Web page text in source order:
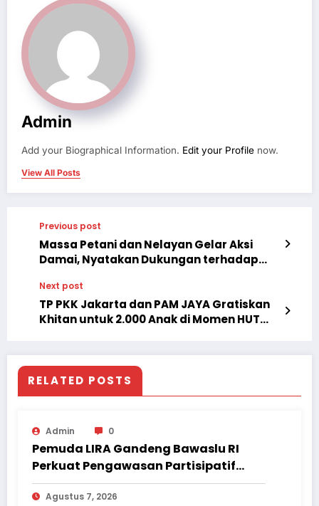
Admin
Add your Biographical Information. Edit your Profile now.
View All Posts
Previous post
Massa Petani dan Nelayan Gelar Aksi
Damai, Nyatakan Dukungan terhadap
Next post
TP PKK Jakarta dan PAM JAYA Gratiskan
Khitan untuk 2.000 Anak di Momen HUT
RELATED POSTS
Admin 0
Pemuda LIRA Gandeng Bawaslu RI
Perkuat Pengawasan Partisipatif
Pemilu hingga Daerah
Agustus 7, 2026